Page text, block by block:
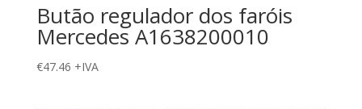
Butão regulador dos faróis
Mercedes A1638200010
€47.46 +IVA